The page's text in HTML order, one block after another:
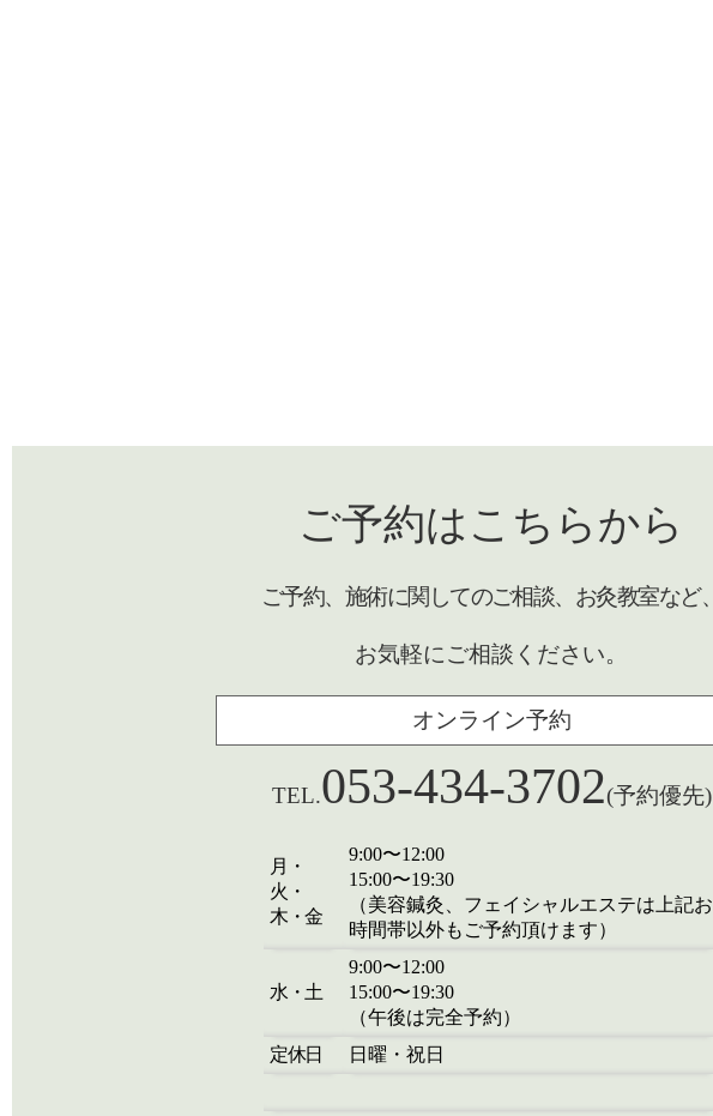
ご予約はこちらから
ご予約、施術に関してのご相談、お灸教室など、
お気軽にご相談ください。
オンライン予約
TEL.053-434-3702(予約優先)
月・
火・
木・金
9:00〜12:00
15:00〜19:30
（美容鍼灸、フェイシャルエステは上記お
時間帯以外もご予約頂けます）
水・土
9:00〜12:00
15:00〜19:30
（午後は完全予約）
定休日
日曜・祝日